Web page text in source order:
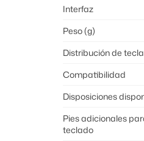
Interfaz
Peso (g)
Distribución de
Compatibilidad
Disposiciones
Pies adicionales
teclado